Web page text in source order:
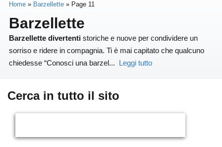
Home » Barzellette » Page 11
Barzellette
Barzellette divertenti storiche e nuove per condividere un
sorriso e ridere in compagnia. Ti è mai capitato che qualcuno
chiedesse “Conosci una barzel... Leggi tutto
Cerca in tutto il sito